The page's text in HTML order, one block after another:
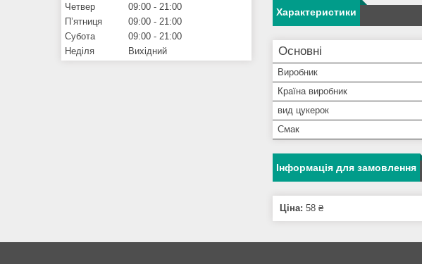
Характеристики
Основні
Виробник
Країна виробник
вид цукерок
Смак
Інформація для замовлення
Ціна: 58 ₴
Четвер
09:00
21:00
Пʼятниця
09:00
21:00
Субота
09:00
21:00
Неділя
Вихідний